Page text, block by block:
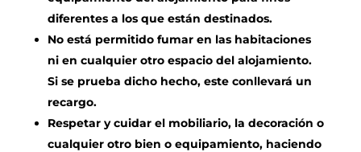
diferentes a los que están destinados.
No está permitido fumar en las habitaciones
ni en cualquier otro espacio del alojamiento.
Si se prueba dicho hecho, este conllevará un
recargo.
Respetar y cuidar el mobiliario, la decoración o
cualquier otro bien o equipamiento, haciendo